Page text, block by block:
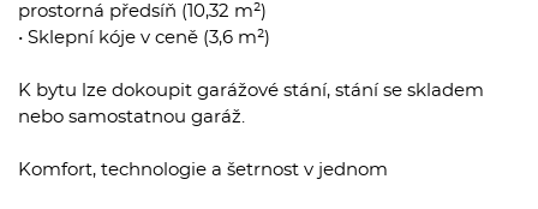
prostorná předsíň (10,32 m²)
• Sklepní kóje v ceně (3,6 m²)
K bytu lze dokoupit garážové stání, stání se skladem
nebo samostatnou garáž.
Komfort, technologie a šetrnost v jednom